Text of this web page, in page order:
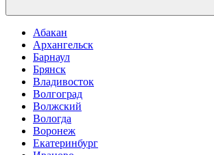
Абакан
Архангельск
Барнаул
Брянск
Владивосток
Волгоград
Волжский
Вологда
Воронеж
Екатеринбург